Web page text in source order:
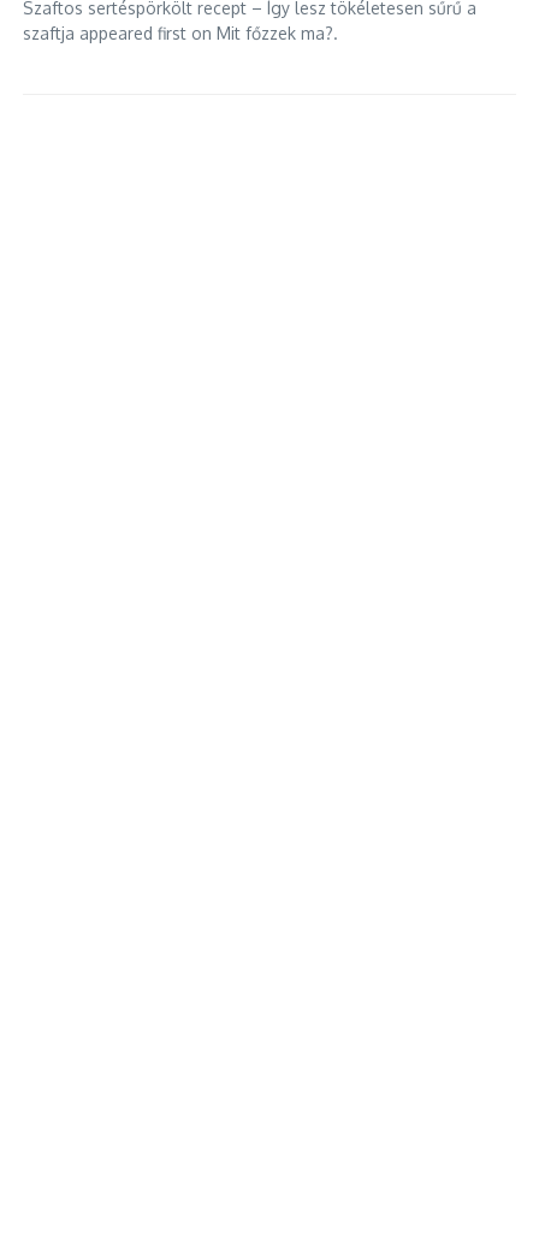
Szaftos sertéspörkölt recept – Így lesz tökéletesen sűrű a
szaftja appeared first on Mit főzzek ma?.